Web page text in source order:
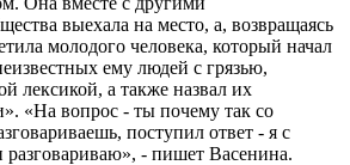
выехала на место, а, возвращаясь
молодого человека, который начал
ему людей с грязью,
лексикой, а также назвал их
«На вопрос - ты почему так со
поступил ответ - я с
разговариваю», - пишет Васенина.